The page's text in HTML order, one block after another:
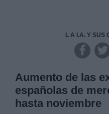
L A I.A. Y SUS
Aumento de las
españolas de
hasta noviembre